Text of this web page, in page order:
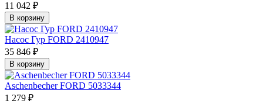
11 042 ₽
В корзину
Насос Гур FORD 2410947
35 846 ₽
В корзину
Aschenbecher FORD 5033344
1 279 ₽